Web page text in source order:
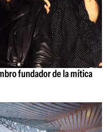
fundador de la mítica